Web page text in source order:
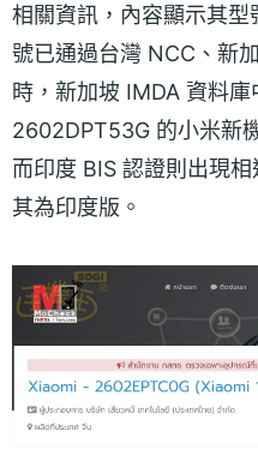
相關資訊，內容顯示其
號已通過台灣 NCC、新
時，新加坡 IMDA 資料
2602DPT53G 的小米新
而印度 BIS 認證則出現
其為印度版。